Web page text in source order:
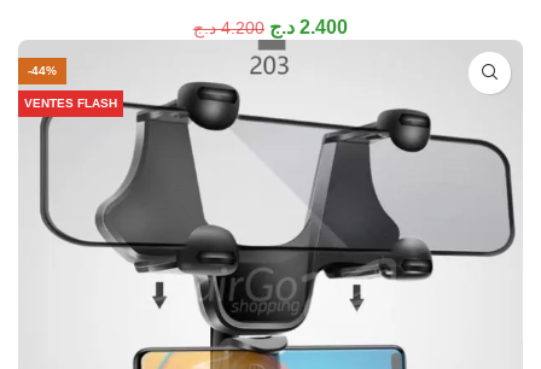
4.200 د.ج 2.400 د.ج
-44%
VENTES FLASH